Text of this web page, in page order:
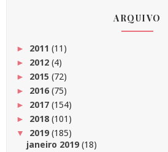
ARQUIVO
► 2011 (11)
► 2012 (4)
► 2015 (72)
► 2016(75)
► 2017 (154)
► 2018 (101)
▼ 2019(185)
janeiro 2019(18)